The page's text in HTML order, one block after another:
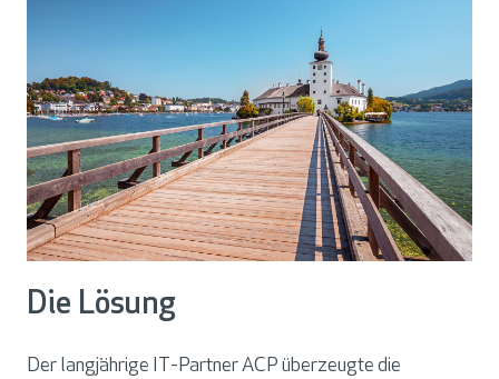
Die Lösung
Der langjährige IT-Partner ACP überzeugte die